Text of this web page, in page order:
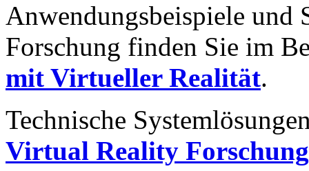
Anwendungsbeispiele und
Forschung finden Sie im
mit Virtueller Realität.
Technische
Virtual Reality